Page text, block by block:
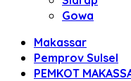
Gowa
Makassar
Pemprov Sulsel
PEMKOT